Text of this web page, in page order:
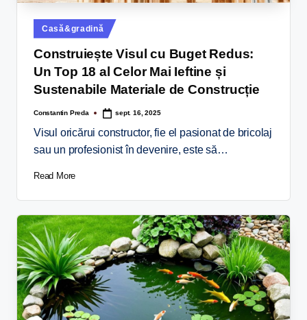
Casă&gradină
Construiește Visul cu Buget Redus:
Un Top 18 al Celor Mai Ieftine și
Sustenabile Materiale de Construcție
Constantin Preda sept. 16, 2025
Visul oricărui constructor, fie el pasionat de bricolaj
sau un profesionist în devenire, este să…
Read More